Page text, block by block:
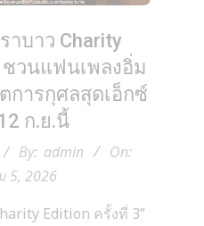
าบาว Charity
ชวนแฟนเพลงอิ่ม
การกุศลสุดเอ็กซ์
ก.ย.นี้
By: admin
On:
5, 2026
Edition ครั้งที่ 3”